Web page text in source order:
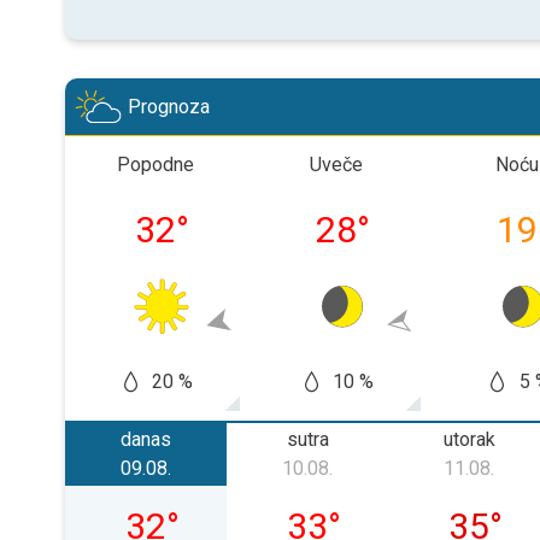
Prognoza
Popodne
32°
20 %
Uveče
28°
10 %
Noću
19
5
danas
nedelja, 09. 08.
09.08.
32°
sutra
ponedeljak, 10. 08.
10.08.
33°
utorak
utorak,
11.08.
35°